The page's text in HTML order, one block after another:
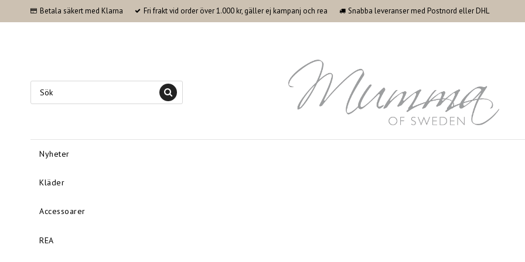
Betala säkert med Klarna Fri frakt vid order över 1.000 kr, gäller ej kampanj och rea Snabba leveranser med Postnord eller DHL
Nyheter
Kläder
Accessoarer
REA